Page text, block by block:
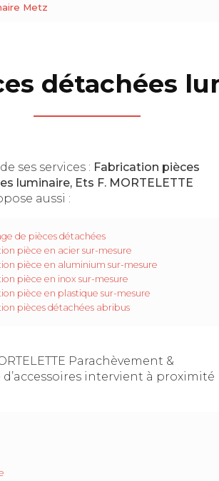
Metz
détachées
ses services : Fabrication pièces
luminaire, Ets F. MORTELETTE
aussi :
de pièces détachées
pièce en acier sur-mesure
pièce en aluminium sur-mesure
pièce en inox sur-mesure
pièce en plastique sur-mesure
pièces détachées abribus
Parachèvement &
intervient à proximité